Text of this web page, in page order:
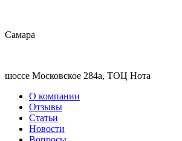
Самара
шоссе Московское 284а, ТОЦ Нота
О компании
Отзывы
Статьи
Новости